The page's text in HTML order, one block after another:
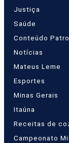
Justiça
Saúde
Conteúdo
Notícias
Mateus Leme
Esportes
Minas Gerais
Itaúna
Receitas de
Campeonato